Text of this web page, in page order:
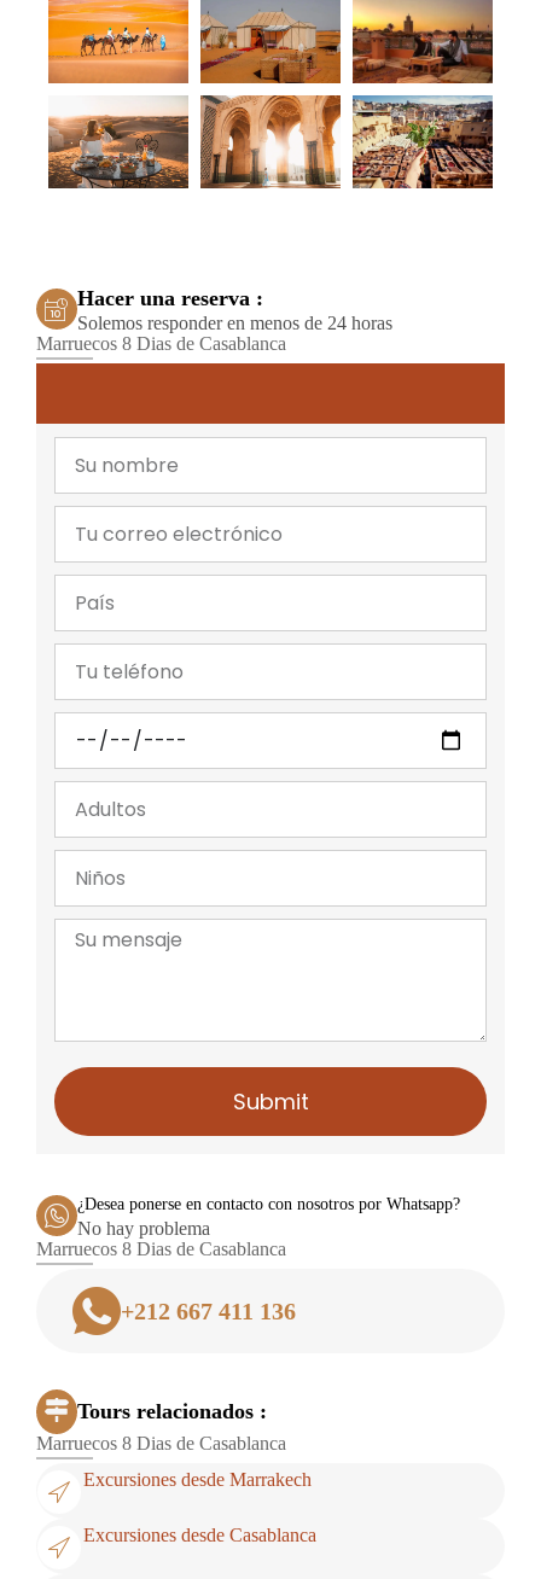
Hacer una reserva :
Solemos responder en menos de 24 horas
Marruecos 8 Dias de Casablanca
Submit
¿Desea ponerse en contacto con nosotros por Whatsapp?
No hay problema
Marruecos 8 Dias de Casablanca
+212 667 411 136
Tours relacionados :
Marruecos 8 Dias de Casablanca
Excursiones desde Marrakech
Excursiones desde Casablanca